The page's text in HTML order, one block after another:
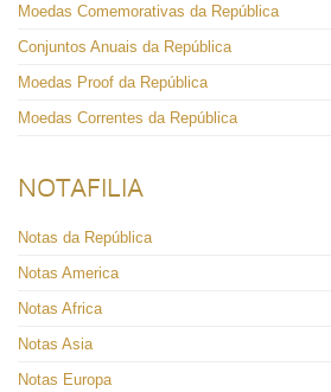
Moedas Comemorativas da República
Conjuntos Anuais da República
Moedas Proof da República
Moedas Correntes da República
NOTAFILIA
Notas da República
Notas America
Notas Africa
Notas Asia
Notas Europa